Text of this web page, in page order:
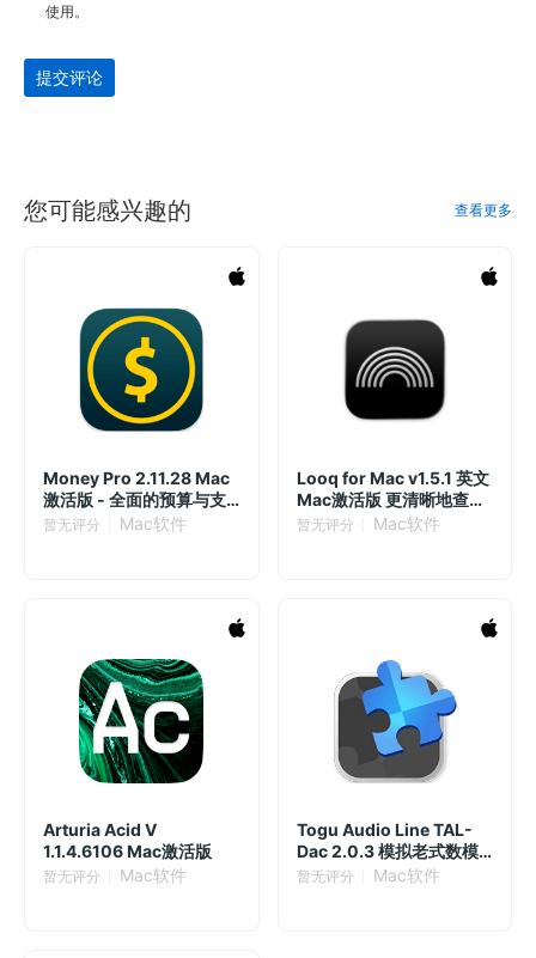
使用。
提交评论
您可能感兴趣的 查看更多
Money Pro 2.11.28 Mac
激活版 - 全面的预算与支
出追踪应用
暂无评分 Mac软件
Looq for Mac v1.5.1 英文
Mac激活版 更清晰地查看
您的文件
暂无评分 Mac软件
Arturia Acid V
1.1.4.6106 Mac激活版
暂无评分 Mac软件
Togu Audio Line TAL-
Dac 2.0.3 模拟老式数模
转换器插件
暂无评分 Mac软件